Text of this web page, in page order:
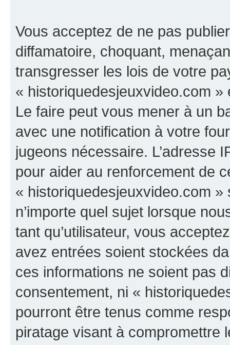
Vous acceptez de ne pas
diffamatoire, choquant,
transgresser les lois de votre
« historiquedesjeuxvideo.com
Le faire peut vous mener à un
avec une notification à votre
jugeons nécessaire. L’adresse
pour aider au renforcement de
« historiquedesjeuxvideo.com
n’importe quel sujet lorsque
tant qu’utilisateur, vous
avez entrées soient stockées
ces informations ne soient pas
consentement, ni «
pourront être tenus comme
piratage visant à compromettre